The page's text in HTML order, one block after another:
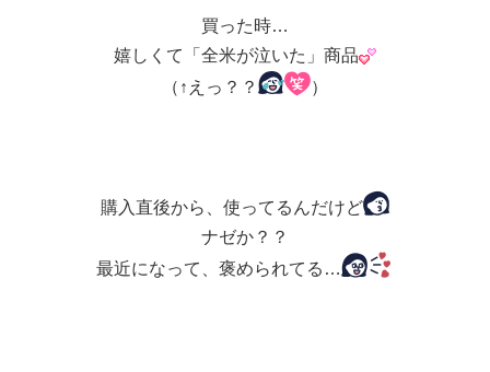
買った時…
嬉しくて「全米が泣いた」商品
（↑えっ？？
）
購入直後から、使ってるんだけど
ナゼか？？
最近になって、褒められてる…